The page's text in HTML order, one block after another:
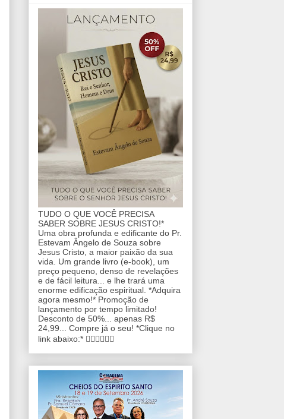
TUDO O QUE VOCÊ PRECISA
SABER SOBRE JESUS CRISTO!*
Uma obra profunda e edificante do Pr.
Estevam Ângelo de Souza sobre
Jesus Cristo, a maior paixão da sua
vida. Um grande livro (e-book), um
preço pequeno, denso de revelações
e de fácil leitura... e lhe trará uma
enorme edificação espiritual. *Adquira
agora mesmo!* Promoção de
lançamento por tempo limitado!
Desconto de 50%... apenas R$
24,99... Compre já o seu! *Clique no
link abaixo:* 👇🏼👇🏼👇🏼